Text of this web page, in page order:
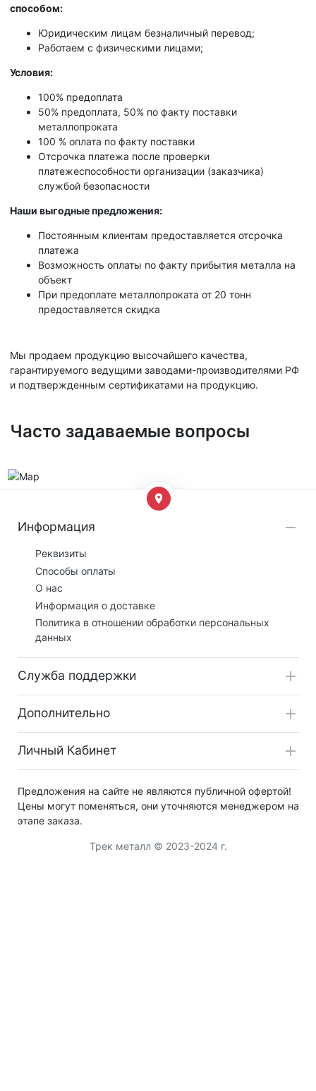
способом:
Юридическим лицам безналичный перевод;
Работаем с физическими лицами;
Условия:
100% предоплата
50% предоплата, 50% по факту поставки
металлопроката
100 % оплата по факту поставки
Отсрочка платежа после проверки
платежеспособности организации (заказчика)
службой безопасности
Наши выгодные предложения:
Постоянным клиентам предоставляется отсрочка
платежа
Возможность оплаты по факту прибытия металла на
объект
При предоплате металлопроката от 20 тонн
предоставляется скидка
Мы продаем продукцию высочайшего качества,
гарантируемого ведущими заводами-производителями РФ
и подтвержденным сертификатами на продукцию.
Часто задаваемые вопросы
Информация
Реквизиты
Способы оплаты
О нас
Информация о доставке
Политика в отношении обработки персональных
данных
Служба поддержки
Дополнительно
Личный Кабинет
Предложения на сайте не являются публичной офертой!
Цены могут поменяться, они уточняются менеджером на
этапе заказа.
Трек металл © 2023-2024 г.